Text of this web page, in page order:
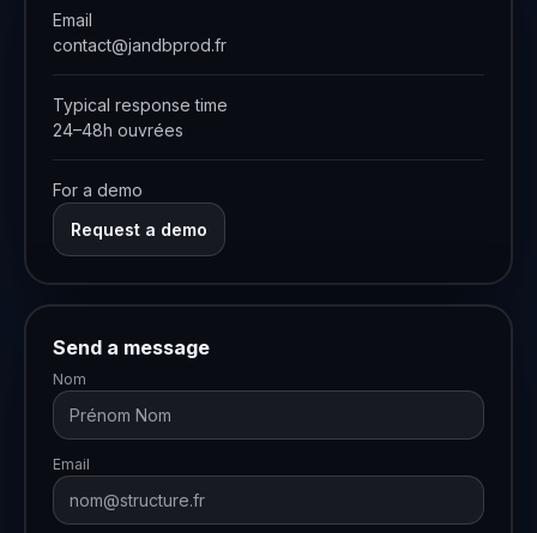
Email
contact@jandbprod.fr
Typical response time
24–48h ouvrées
For a demo
Request a demo
Send a message
Nom
Email